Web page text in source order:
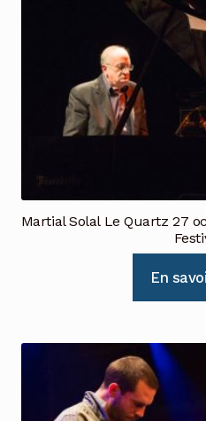
Martial Solal Le Quartz 27
En